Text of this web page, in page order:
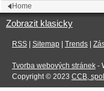
Home
Zobrazit klasicky
RSS| Sitemap| Trends|
Tvorba webových stránek-
Copyright © 2023 CCB,